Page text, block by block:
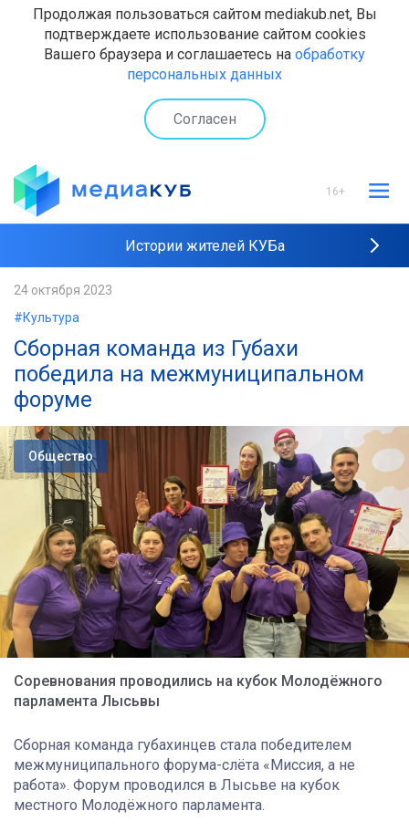
Продолжая пользоваться сайтом mediakub.net, Вы
подтверждаете использование сайтом cookies
Вашего браузера и соглашаетесь на обработку
персональных данных
Согласен
16+
Истории жителей КУБа
Наши интервью
24 октября 2023
#Культура
Сборная команда из Губахи
победила на межмуниципальном
форуме
Общество
Соревнования проводились на кубок Молодёжного
парламента Лысьвы
Сборная команда губахинцев стала победителем
межмуниципального форума-слёта «Миссия, а не
работа». Форум проводился в Лысьве на кубок
местного Молодёжного парламента.